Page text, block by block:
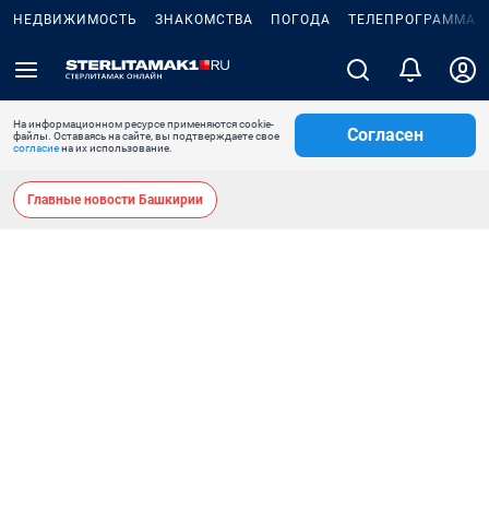
НЕДВИЖИМОСТЬ ЗНАКОМСТВА ПОГОДА ТЕЛЕПРОГРАММА
На информационном ресурсе применяются cookie-
файлы. Оставаясь на сайте, вы подтверждаете свое
согласиена их использование.
Согласен
Главные новости Башкирии